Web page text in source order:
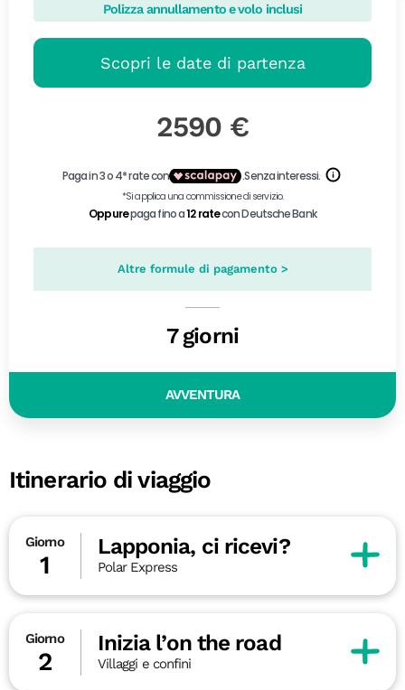
Polizza annullamento e volo inclusi
Scopri le date di partenza
2590 €
Altre formule di pagamento >
7 giorni
AVVENTURA
Itinerario di viaggio
Giorno
1
Lapponia, ci ricevi?
Polar Express
Giorno
2
Inizia l’on the road
Villaggi e confini